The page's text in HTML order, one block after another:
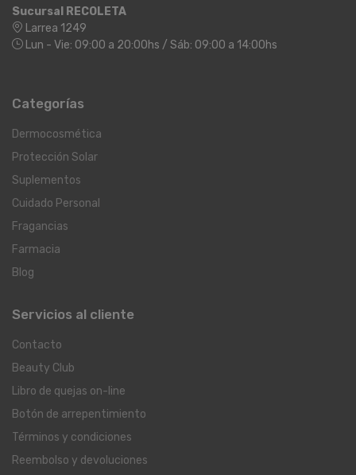
Sucursal RECOLETA
Larrea 1249
Lun - Vie: 09:00 a 20:00hs / Sáb: 09:00 a 14:00hs
Categorías
Dermocosmética
Protección Solar
Suplementos
Cuidado Personal
Fragancias
Farmacia
Blog
Servicios al cliente
Contacto
Beauty Club
Libro de quejas on-line
Botón de arrepentimiento
Términos y condiciones
Reembolso y devoluciones